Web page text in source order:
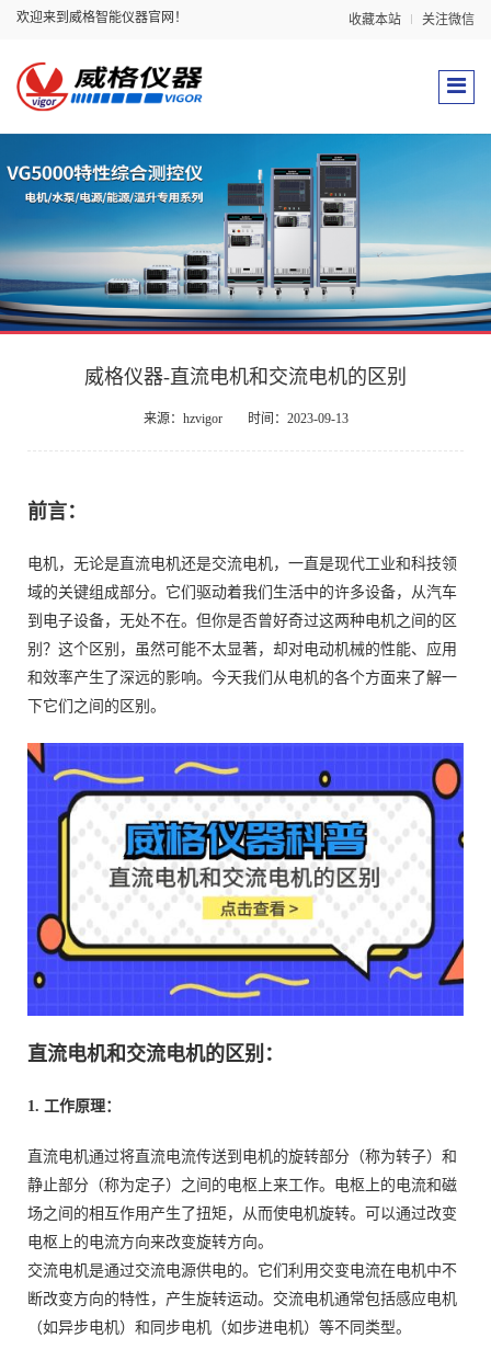
欢迎来到威格智能仪器官网！ 收藏本站 关注微信
威格仪器-直流电机和交流电机的区别
来源：hzvigor 时间：2023-09-13
前言：
电机，无论是直流电机还是交流电机，一直是现代工业和科技领
域的关键组成部分。它们驱动着我们生活中的许多设备，从汽车
到电子设备，无处不在。但你是否曾好奇过这两种电机之间的区
别？这个区别，虽然可能不太显著，却对电动机械的性能、应用
和效率产生了深远的影响。今天我们从电机的各个方面来了解一
下它们之间的区别。
直流电机和交流电机的区别：
1. 工作原理：
直流电机通过将直流电流传送到电机的旋转部分（称为转子）和
静止部分（称为定子）之间的电枢上来工作。电枢上的电流和磁
场之间的相互作用产生了扭矩，从而使电机旋转。可以通过改变
电枢上的电流方向来改变旋转方向。
交流电机是通过交流电源供电的。它们利用交变电流在电机中不
断改变方向的特性，产生旋转运动。交流电机通常包括感应电机
（如异步电机）和同步电机（如步进电机）等不同类型。